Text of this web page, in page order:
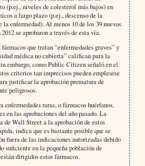
(p.ej., niveles de colesterol más bajos) en
a largo plazo (p.ej., descenso de la
enfermedad). Al menos 10 de los 39 nuevos
se aprobaron a través de esta vía.
que tratan “enfermedades graves” y
médica no cubierta” califican para la
embargo, como Public Citizen señaló en el
criterios tan imprecisos pueden emplearse
justificar la aprobación prematura de
peligrosos.
enfermedades raras, o fármacos huérfanos,
en las aprobaciones del año pasado. La
de Wall Street a la aprobación de estos
indica que es bastante posible que se
fuera de las indicaciones autorizadas debido
suficiente en la pequeña población de
dirigidos estos fármacos.